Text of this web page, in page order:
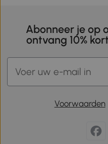
Abonneer je op
ontvang 10%
Voorwaarden